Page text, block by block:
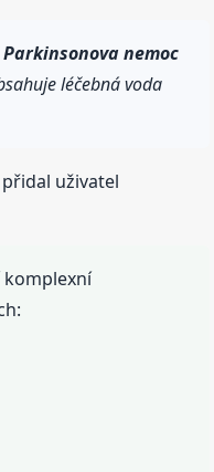
Parkinsonova nemoc
léčebná voda
uživatel
komplexní